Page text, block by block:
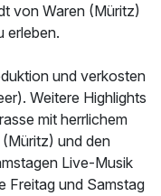
von Waren (Müritz)
erleben.
und verkosten
Weitere Highlights
mit herrlichem
und den
Live-Musik
Freitag und Samstag